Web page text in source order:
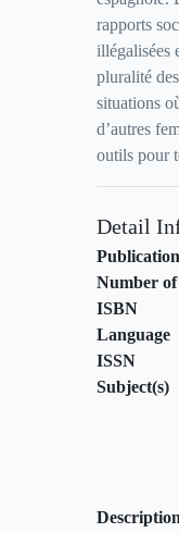
rapports
illégalisées
pluralité
situations
d’autres
outils pour
Detail
Number of
ISBN
Language
ISSN
Subject(s)
Description